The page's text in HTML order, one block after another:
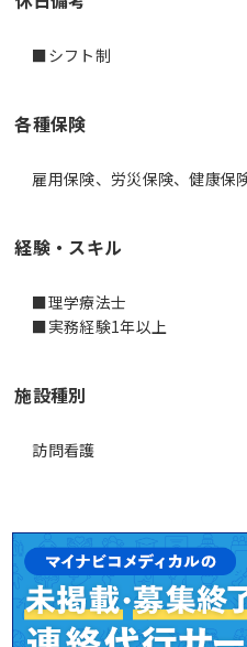
■シフト制
各種保険
雇用保険、労災保険、健康保
経験・スキル
■理学療法士
■実務経験1年以上
施設種別
訪問看護